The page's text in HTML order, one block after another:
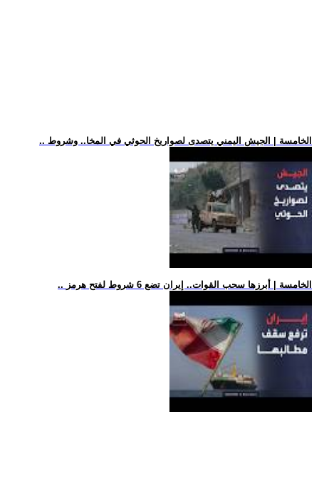
.. الخامسة | الجيش اليمني يتصدى لصواريخ الحوثي في المخا.. وشروط
.. الخامسة | أبرزها سحب القوات.. إيران تضع 6 شروط لفتح هرمز